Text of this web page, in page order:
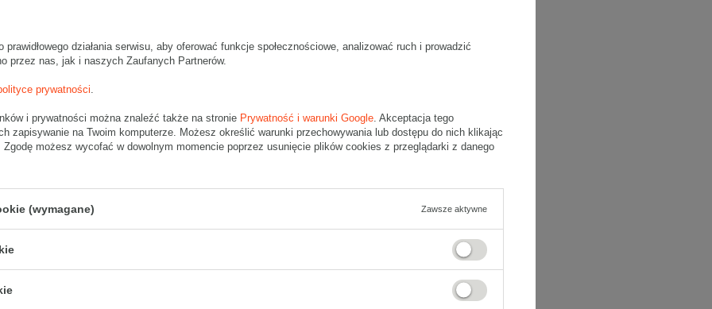
• zewnętrzne:
800x600 mm
• fala:BC
• gramatura:630g/m2
• kolor:
Szary
Uwaga- w zakładce Dostawa i płatności, proszę wybrać kuriera paletowego.
działania serwisu, aby oferować funkcje społecznościowe, analizować ruch i prowadzić
przez nas, jak i naszych Zaufanych Partnerów.
prywatności.
i prywatności można znaleźć także na stronie Prywatność i warunki Google. Akceptacja tego
zapisywanie na Twoim komputerze. Możesz określić warunki przechowywania lub dostępu do nich klikając
Zgodę możesz wycofać w dowolnym momencie poprzez usunięcie plików cookies z przeglądarki z danego
(wymagane) Zawsze aktywne